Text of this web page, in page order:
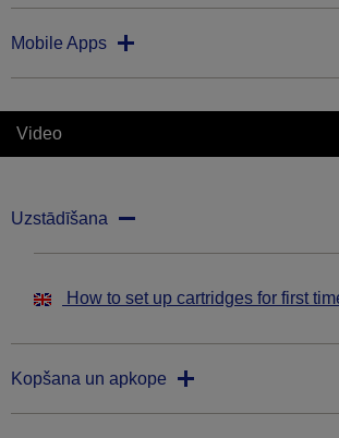
Mobile Apps
Video
Uzstādīšana
How to set up cartridges for first
Kopšana un apkope